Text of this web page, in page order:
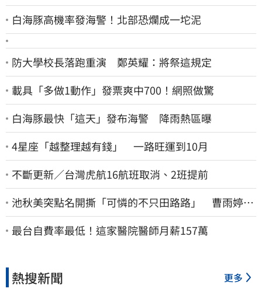
白海豚高機率發海警！北部恐爛成一坨泥
防大學校長落跑重演 鄭英耀：將祭這規定
載具「多做1動作」發票爽中700！網照做驚
白海豚最快「這天」發布海警 降雨熱區曝
4星座「越整理越有錢」 一路旺運到10月
不斷更新／台灣虎航16航班取消、2班提前
池秋美突點名開撕「可憐的不只田路路」 曹雨婷45
字回應了
最台自費率最低！這家醫院醫師月薪157萬
熱搜新聞 更多